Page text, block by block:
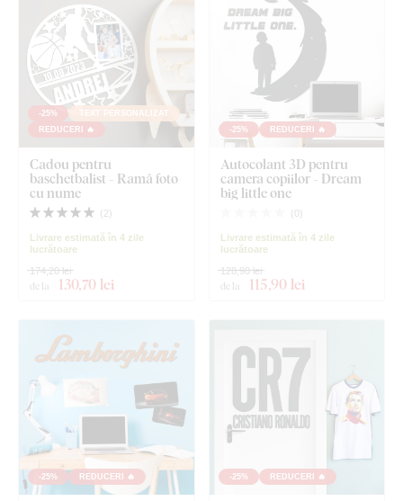
-25%
TEXT PERSONALIZAT
REDUCERI 🔥
Cadou pentru
baschetbalist - Ramă foto
cu nume
( 2)
Livrare estimată în 4 zile
lucrătoare
de la 130,70 lei
174,20 lei
-25% REDUCERI 🔥
Autocolant 3D pentru
camera copiilor - Dream
big little one
( 0)
Livrare estimată în 4 zile
lucrătoare
de la 115,90 lei
128,90 lei
-25% REDUCERI 🔥 -25% REDUCERI 🔥